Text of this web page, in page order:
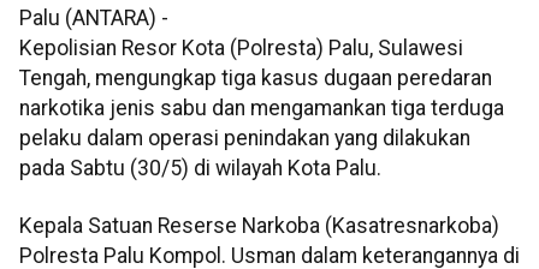
Palu (ANTARA) -
Kepolisian Resor Kota (Polresta) Palu, Sulawesi
Tengah, mengungkap tiga kasus dugaan peredaran
narkotika jenis sabu dan mengamankan tiga terduga
pelaku dalam operasi penindakan yang dilakukan
pada Sabtu (30/5) di wilayah Kota Palu.
Kepala Satuan Reserse Narkoba (Kasatresnarkoba)
Polresta Palu Kompol. Usman dalam keterangannya di